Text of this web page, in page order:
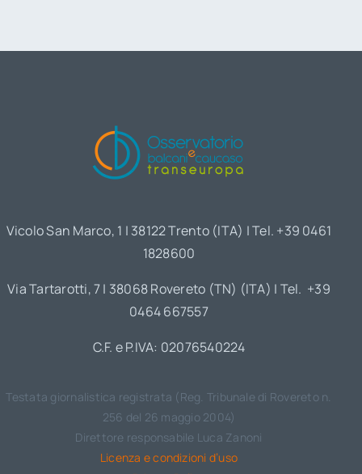
Vicolo San Marco, 1 | 38122 Trento (ITA) | Tel. +39 0461
1828600
Via Tartarotti, 7 | 38068 Rovereto (TN) (ITA) | Tel. +39
0464 667557
C.F. e P.IVA: 02076540224
Testata giornalistica registrata (Reg. Tribunale di Rovereto n.
256 del 26 maggio 2004)
Direttore responsabile Luca Zanoni
Licenza e condizioni d’uso